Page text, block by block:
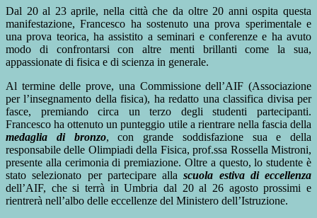
Dal 20 al 23 aprile, nella città che da oltre 20 anni ospita questa
manifestazione, Francesco ha sostenuto una prova sperimentale e
una prova teorica, ha assistito a seminari e conferenze e ha avuto
modo di confrontarsi con altre menti brillanti come la sua,
appassionate di fisica e di scienza in generale.
Al termine delle prove, una Commissione dell’AIF (Associazione
per l’insegnamento della fisica), ha redatto una classifica divisa per
fasce, premiando circa un terzo degli studenti partecipanti.
Francesco ha ottenuto un punteggio utile a rientrare nella fascia della
medaglia di bronzo, con grande soddisfazione sua e della
responsabile delle Olimpiadi della Fisica, prof.ssa Rossella Mistroni,
presente alla cerimonia di premiazione. Oltre a questo, lo studente è
stato selezionato per partecipare alla scuola estiva di eccellenza
dell’AIF, che si terrà in Umbria dal 20 al 26 agosto prossimi e
rientrerà nell’albo delle eccellenze del Ministero dell’Istruzione.